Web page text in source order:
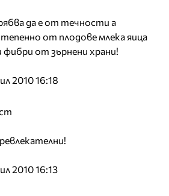
да е от течности а
от плодове млека яица
фибри от зьрнени храни!
2010 16:18
2010 16:13